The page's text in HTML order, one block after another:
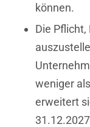
können.
Die Pflicht,
weniger
erweitert